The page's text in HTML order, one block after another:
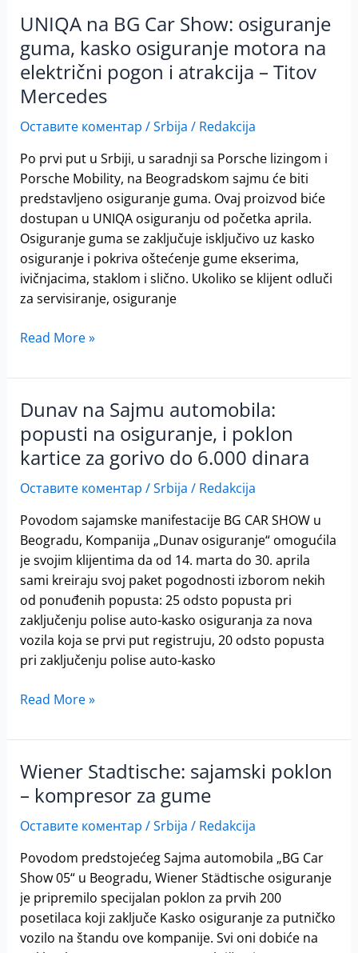
UNIQA na BG Car Show: osiguranje
guma, kasko osiguranje motora na
električni pogon i atrakcija – Titov
Mercedes
Оставите коментар /Srbija / Redakcija
Po prvi put u Srbiji, u saradnji sa Porsche lizingom i
Porsche Mobility, na Beogradskom sajmu će biti
predstavljeno osiguranje guma. Ovaj proizvod biće
dostupan u UNIQA osiguranju od početka aprila.
Osiguranje guma se zaključuje isključivo uz kasko
osiguranje i pokriva oštećenje gume ekserima,
ivičnjacima, staklom i slično. Ukoliko se klijent odluči
za servisiranje, osiguranje
UNIQA
na
BG
Car
Show:
osiguranje
kasko
osiguranje
motora
na
električni
pogon
i
atrakcija
Titov
Read More »
Dunav na Sajmu automobila:
popusti na osiguranje, i poklon
kartice za gorivo do 6.000 dinara
Оставите коментар /Srbija / Redakcija
Povodom sajamske manifestacije BG CAR SHOW u
Beogradu, Kompanija „Dunav osiguranje“ omogućila
je svojim klijentima da od 14. marta do 30. aprila
sami kreiraju svoj paket pogodnosti izborom nekih
od ponuđenih popusta: 25 odsto popusta pri
zaključenju polise auto-kasko osiguranja za nova
vozila koja se prvi put registruju, 20 odsto popusta
pri zaključenju polise auto-kasko
Dunav
na
Sajmu
automobila:
popusti
osiguranje,
i
poklon
kartice
za
gorivo
do
6.000
Read More »
Wiener Stadtische: sajamski poklon
– kompresor za gume
Оставите коментар /Srbija / Redakcija
Povodom predstojećeg Sajma automobila „BG Car
Show 05“ u Beogradu, Wiener Stӓdtische osiguranje
je pripremilo specijalan poklon za prvih 200
posetilaca koji zaključe Kasko osiguranje za putničko
vozilo na štandu ove kompanije. Svi oni dobiće na
Wiener
Stadtische:
sajamski
poklon
kompresor
za
gume